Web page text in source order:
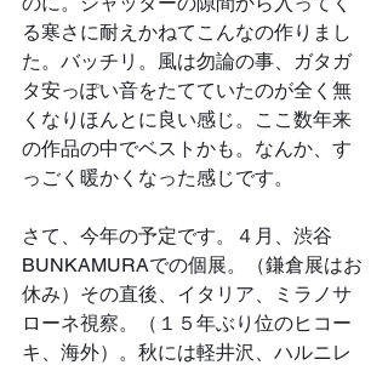
る寒さに耐えかねてこんなの作りまし
た。バッチリ。風は勿論の事、ガタガ
タ安っぽい音をたてていたのが全く無
くなりほんとに良い感じ。ここ数年来
の作品の中でベストかも。なんか、す
っごく暖かくなった感じです。
さて、今年の予定です。４月、渋谷
BUNKAMURAでの個展。（鎌倉展はお
休み）その直後、イタリア、ミラノサ
ローネ視察。（１５年ぶり位のヒコー
キ、海外）。秋には軽井沢、ハルニレ